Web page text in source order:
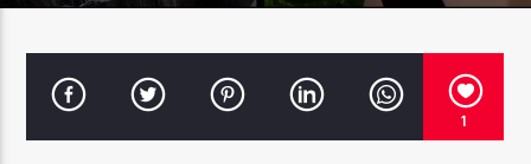
HUMBREADERS
1